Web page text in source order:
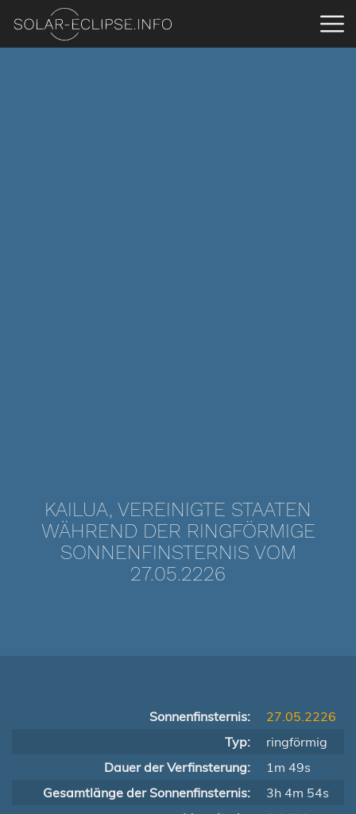
KAILUA, VEREINIGTE STAATEN
WÄHREND DER RINGFÖRMIGE
SONNENFINSTERNIS VOM
27.05.2226
Sonnenfinsternis:
27.05.2226
Typ:
ringförmig
Dauer der Verfinsterung:
1m 49s
Gesamtlänge der Sonnenfinsternis:
3h 4m 54s